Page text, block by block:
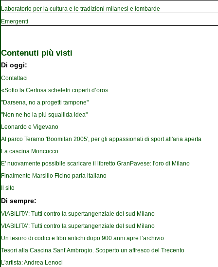
Laboratorio per la cultura e le tradizioni milanesi e lombarde
Emergenti
Contenuti più visti
Di oggi:
Contattaci
«Sotto la Certosa scheletri coperti d’oro»
"Darsena, no a progetti tampone"
"Non ne ho la più squallida idea"
Leonardo e Vigevano
Al parco Teramo 'Boomilan 2005', per gli appassionati di sport all'aria aperta
La cascina Moncucco
E' nuovamente possibile scaricare il libretto GranPavese: l'oro di Milano
Finalmente Marsilio Ficino parla italiano
Il sito
Di sempre:
VIABILITA’: Tutti contro la supertangenziale del sud Milano
VIABILITA’: Tutti contro la supertangenziale del sud Milano
Un tesoro di codici e libri antichi dopo 900 anni apre l’archivio
Tesori alla Cascina Sant’Ambrogio. Scoperto un affresco del Trecento
L'artista: Andrea Lenoci